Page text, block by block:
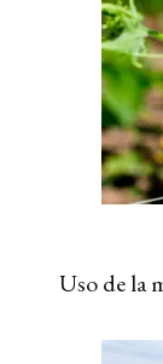
Uso de la